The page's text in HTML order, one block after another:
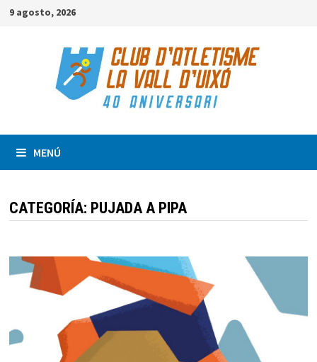
Saltar
9 agosto, 2026
MENÚ
CATEGORÍA: PUJADA A PIPA